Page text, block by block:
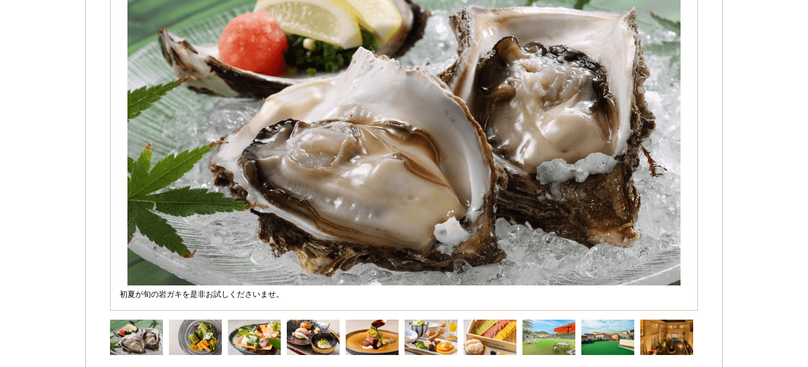
初夏が旬の岩ガキを是非お試しくださいませ。